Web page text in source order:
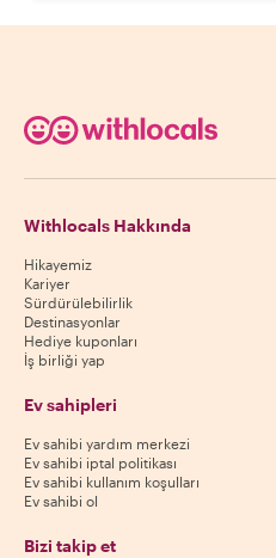
Withlocals Hakkında
Hikayemiz
Kariyer
Sürdürülebilirlik
Destinasyonlar
Hediye kuponları
İş birliği yap
Ev sahipleri
Ev sahibi yardım merkezi
Ev sahibi iptal politikası
Ev sahibi kullanım koşulları
Ev sahibi ol
Bizi takip et